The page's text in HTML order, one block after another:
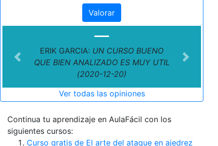
Valorar
ERIK GARCIA: UN CURSO BUENO
QUE BIEN ANALIZADO ES MUY UTIL
(2020-12-20)
Previous Next
Ver todas las opiniones
Continua tu aprendizaje en AulaFácil con los
siguientes cursos:
Curso gratis de El arte del ataque en ajedrez